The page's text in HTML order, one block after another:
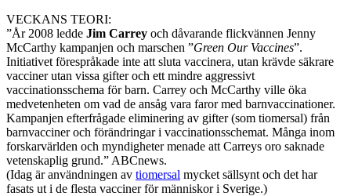
VECKANS TEORI:
”År 2008 ledde Jim Carrey och dåvarande flickvännen Jenny
McCarthy kampanjen och marschen ”Green Our Vaccines”.
Initiativet förespråkade inte att sluta vaccinera, utan krävde säkrare
vacciner utan vissa gifter och ett mindre aggressivt
vaccinationsschema för barn. Carrey och McCarthy ville öka
medvetenheten om vad de ansåg vara faror med barnvaccinationer.
Kampanjen efterfrågade eliminering av gifter (som tiomersal) från
barnvacciner och förändringar i vaccinationsschemat. Många inom
forskarvärlden och myndigheter menade att Carreys oro saknade
vetenskaplig grund.” ABCnews.
(Idag är användningen av tiomersal mycket sällsynt och det har
fasats ut i de flesta vacciner för människor i Sverige.)